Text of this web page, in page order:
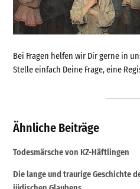
Bei Fragen helfen wir Dir gerne in
Stelle einfach Deine Frage, eine
Ähnliche Beiträge
Todesmärsche von KZ-Häftlingen
Die lange und traurige Geschichte